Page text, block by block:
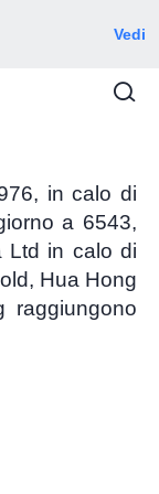
Vedi
in calo di
a 6543,
Ltd in calo di
Hua Hong
raggiungono